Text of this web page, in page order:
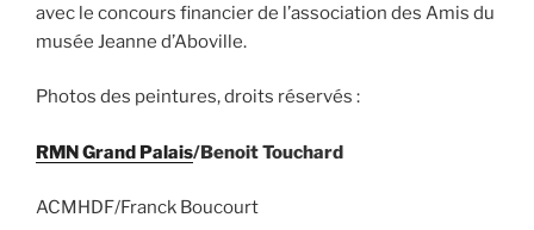
avec le concours financier de l’association des Amis du
musée Jeanne d’Aboville.
Photos des peintures, droits réservés :
RMN Grand Palais/Benoit Touchard
ACMHDF/Franck Boucourt